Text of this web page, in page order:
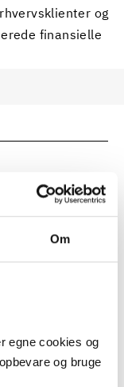
Om
egne cookies og
og bruge
og
finansielle